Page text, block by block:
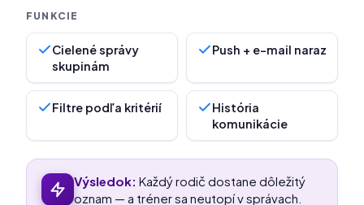
Cielené správy
skupinám
Push + e-mail naraz
Filtre podľa kritérií
História
komunikácie
Výsledok: Každý rodič dostane dôležitý
oznam — a tréner sa neutopí v správach.